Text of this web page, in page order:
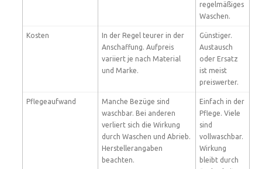
regelmäßiges
Waschen.
Kosten
In der Regel teurer in der
Anschaffung. Aufpreis
variiert je nach Material
und Marke.
Günstiger.
Austausch
oder Ersatz
ist meist
preiswerter.
Pflegeaufwand
Manche Bezüge sind
waschbar. Bei anderen
verliert sich die Wirkung
durch Waschen und Abrieb.
Herstellerangaben
beachten.
Einfach in der
Pflege. Viele
sind
vollwaschbar.
Wirkung
bleibt durch